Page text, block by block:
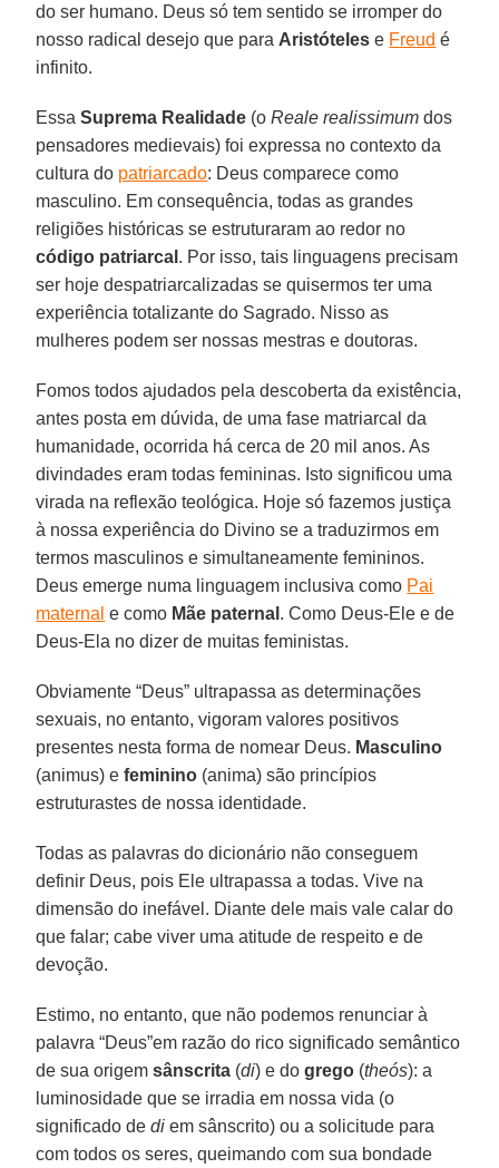
do ser humano. Deus só tem sentido se irromper do
nosso radical desejo que para Aristóteles e Freud é
infinito.
EssaSuprema Realidade (oReale realissimum dos
pensadores medievais) foi expressa no contexto da
cultura do patriarcado: Deus comparece como
masculino. Em consequência, todas as grandes
religiões históricas se estruturaram ao redor no
código patriarcal . Por isso, tais linguagens precisam
ser hoje despatriarcalizadas se quisermos ter uma
experiência totalizante do Sagrado. Nisso as
mulheres podem ser nossas mestras e doutoras.
Fomos todos ajudados pela descoberta da existência,
antes posta em dúvida, de uma fase matriarcal da
humanidade, ocorrida há cerca de 20 mil anos. As
divindades eram todas femininas. Isto significou uma
virada na reflexão teológica. Hoje só fazemos justiça
à nossa experiência do Divino se a traduzirmos em
termos masculinos e simultaneamente femininos.
Deus emerge numa linguagem inclusiva como Pai
maternal e como Mãe paternal . Como Deus-Ele e de
Deus-Ela no dizer de muitas feministas.
Obviamente “Deus” ultrapassa as determinações
sexuais, no entanto, vigoram valores positivos
presentes nesta forma de nomear Deus. Masculino
(animus) efeminino (anima) são princípios
estruturastes de nossa identidade.
Todas as palavras do dicionário não conseguem
definir Deus, pois Ele ultrapassa a todas. Vive na
dimensão do inefável. Diante dele mais vale calar do
que falar; cabe viver uma atitude de respeito e de
devoção.
Estimo, no entanto, que não podemos renunciar à
palavra “Deus”em razão do rico significado semântico
de sua origemsânscrita (di) e dogrego (theós): a
luminosidade que se irradia em nossa vida (o
significado dedi em sânscrito) ou a solicitude para
com todos os seres, queimando com sua bondade